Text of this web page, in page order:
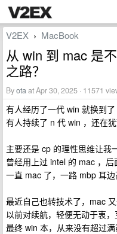
V2EX › MacBook
从 win 到 mac 是
之路？
Byotaat Apr 30, 2025 · 11571
有人经历了一代 win 就换到了
有人持续了 n 代 win ，还在犹
主要还是 cp 的理性思维让我
曾经用上过 intel 的 mac ，
一直 mac 了，一路 mbp 耳边
最近自己也转技术了，mac 又
以前对续航，轻便无动于衷
最终 win 本，从来没有超过